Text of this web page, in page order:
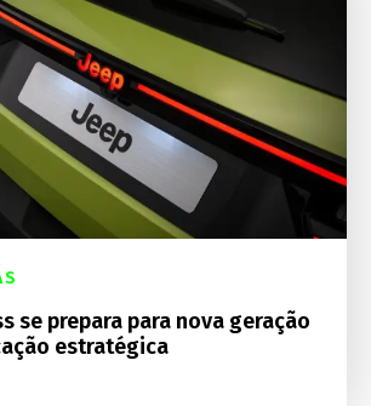
se prepara para nova geração
estratégica